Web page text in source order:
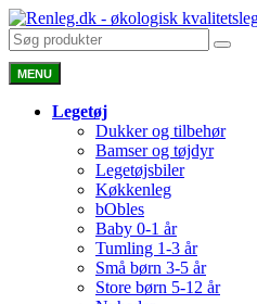
MENU
Legetøj
Dukker og tilbehør
Bamser og tøjdyr
Legetøjsbiler
Køkkenleg
bObles
Baby 0-1 år
Tumling 1-3 år
Små børn 3-5 år
Store børn 5-12 år